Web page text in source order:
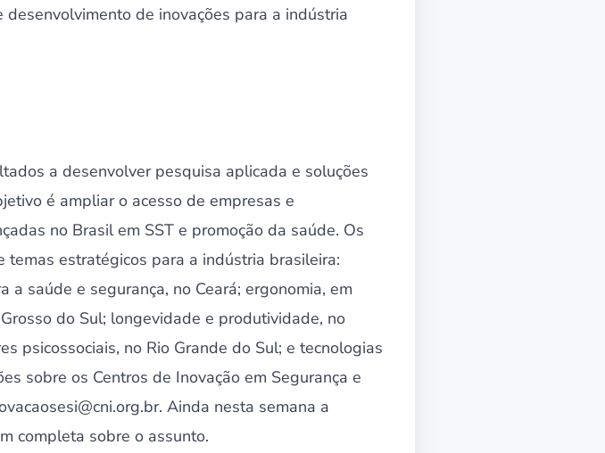
de inovações para a indústria
a desenvolver pesquisa aplicada e soluções
é ampliar o acesso de empresas e
no Brasil em SST e promoção da saúde. Os
estratégicos para a indústria brasileira:
a saúde e segurança, no Ceará; ergonomia, em
do Sul; longevidade e produtividade, no
psicossociais, no Rio Grande do Sul; e tecnologias
sobre os Centros de Inovação em Segurança e
Ainda nesta semana a
completa sobre o assunto.